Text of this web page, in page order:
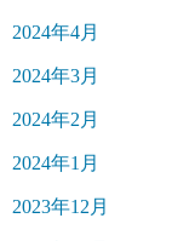
2024年4月
2024年3月
2024年2月
2024年1月
2023年12月